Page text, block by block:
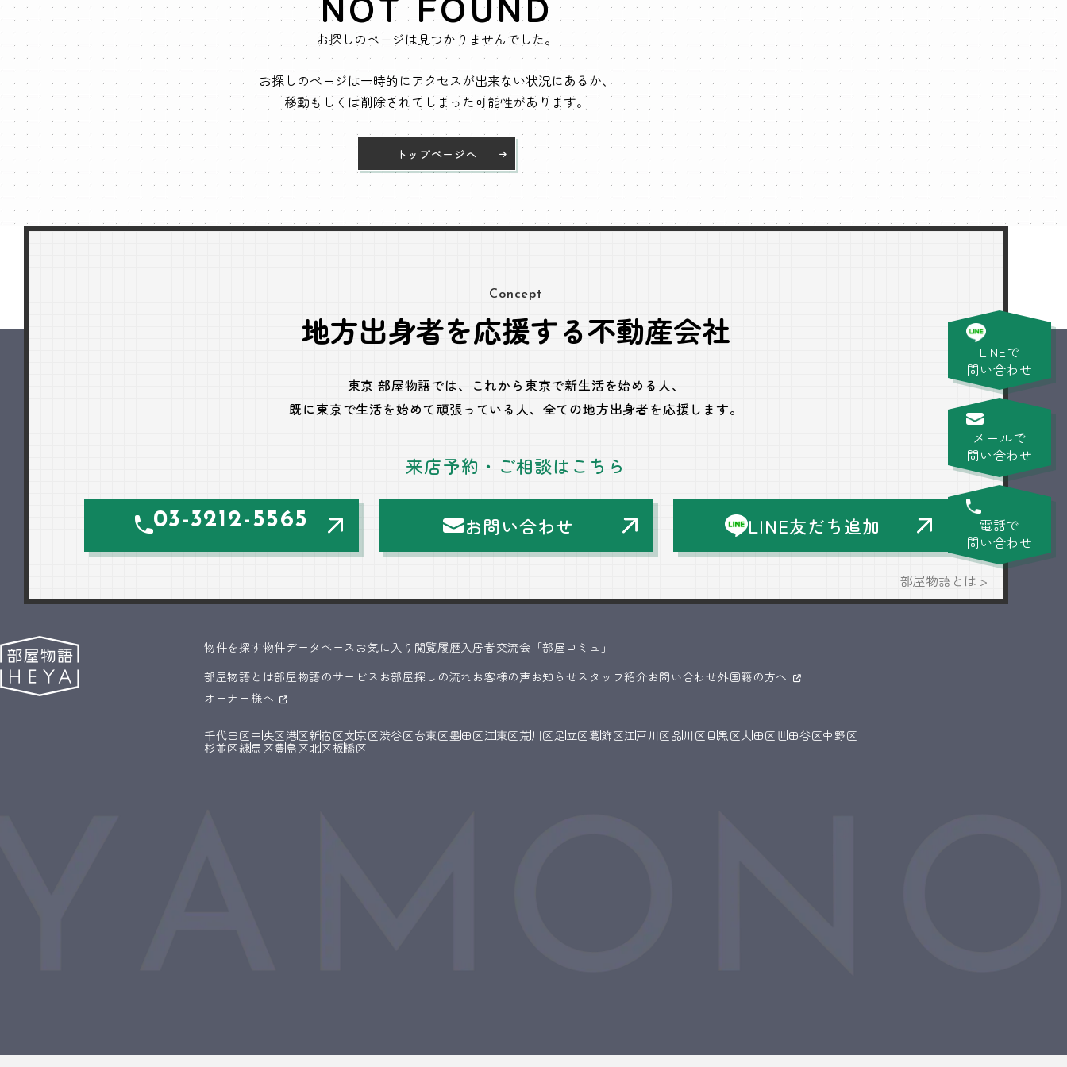
お探しのページは見つかりませんでした。
お探しのページは一時的にアクセスが出来ない状況にあるか、
移動もしくは削除されてしまった可能性があります。
トップページへ
Concept
地方出身者を応援する不動産会社
東京 部屋物語では、
これから東京で新生活を始める人、
既に東京で生活を始めて頑張っている人、 全ての地方出身者を応援します。
来店予約・ご相談はこちら
03-3212-5565 お問い合わせ LINE友だち追加
部屋物語とは >
物件を探す物件データベース お気に入り 閲覧履歴入居者交流会「部屋コミュ」
部屋物語とは部屋物語のサービス お部屋探しの流れ お客様の声お知らせスタッフ紹介お問い合わせ外国籍の方へ
オーナー様へ
千代田区中央区港区新宿区文京区渋谷区台東区墨田区江東区荒川区足立区葛飾区江戸川区品川区 目黒区大田区世田谷区中野区
杉並区練馬区豊島区北区板橋区
LINEで
問い合わせ
メールで
問い合わせ
電話で
問い合わせ